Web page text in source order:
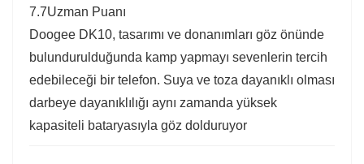
7.7Uzman Puanı
Doogee DK10, tasarımı ve donanımları göz önünde
bulundurulduğunda kamp yapmayı sevenlerin tercih
edebileceği bir telefon. Suya ve toza dayanıklı olması
darbeye dayanıklılığı aynı zamanda yüksek
kapasiteli bataryasıyla göz dolduruyor